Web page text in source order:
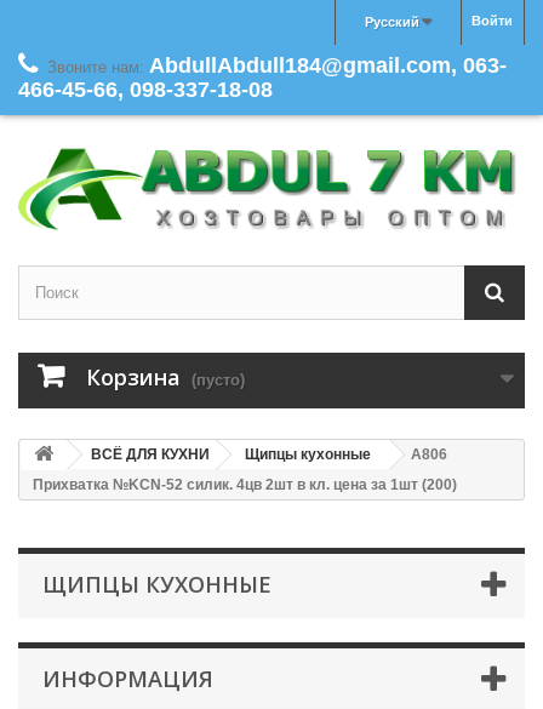
Войти
Русский
Звоните нам: AbdullAbdull184@gmail.com, 063-
466-45-66, 098-337-18-08
Корзина (пусто)
ВСЁ ДЛЯ КУХНИ Щипцы кухонные
A806
Прихватка №KCN-52 силик. 4цв 2шт в кл. цена за 1шт (200)
ЩИПЦЫ КУХОННЫЕ
ИНФОРМАЦИЯ